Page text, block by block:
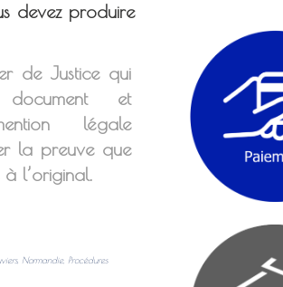
devez produire
de Justice qui
et
légale
la preuve que
l’original.
, Normandie, Procédures